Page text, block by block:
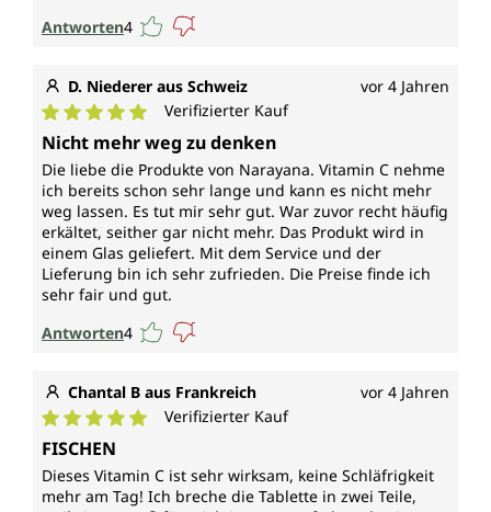
Antworten4
D. Niederer aus Schweiz vor 4 Jahren
Durchschnittliche Bewertung von 5 von 5 Sternen
Verifizierter Kauf
Nicht mehr weg zu denken
Die liebe die Produkte von Narayana. Vitamin C nehme
ich bereits schon sehr lange und kann es nicht mehr
weg lassen. Es tut mir sehr gut. War zuvor recht häufig
erkältet, seither gar nicht mehr. Das Produkt wird in
einem Glas geliefert. Mit dem Service und der
Lieferung bin ich sehr zufrieden. Die Preise finde ich
sehr fair und gut.
Antworten4
Chantal B aus Frankreich vor 4 Jahren
Durchschnittliche Bewertung von 5 von 5 Sternen
Verifizierter Kauf
FISCHEN
Dieses Vitamin C ist sehr wirksam, keine Schläfrigkeit
mehr am Tag! Ich breche die Tablette in zwei Teile,